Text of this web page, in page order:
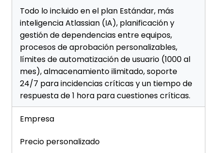
Todo lo incluido en el plan Estándar, más
inteligencia Atlassian (IA), planificación y
gestión de dependencias entre equipos,
procesos de aprobación personalizables,
límites de automatización de usuario (1000 al
mes), almacenamiento ilimitado, soporte
24/7 para incidencias críticas y un tiempo de
respuesta de 1 hora para cuestiones críticas.
Empresa
Precio personalizado